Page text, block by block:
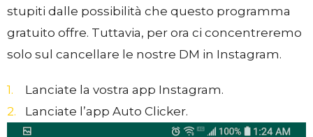
stupiti dalle possibilità che questo programma
gratuito offre. Tuttavia, per ora ci concentreremo
solo sul cancellare le nostre DM in Instagram.
Lanciate la vostra app Instagram.
Lanciate l’app Auto Clicker.